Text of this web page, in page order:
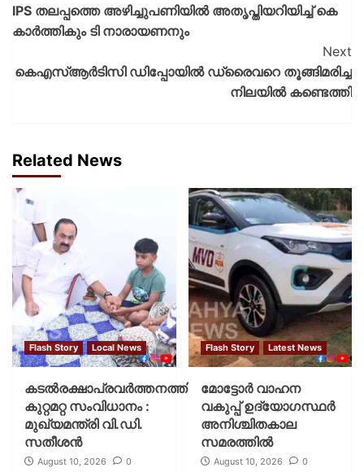
IPS തലപ്പത്തെ അഴിച്ചുപണിയിൽ അതൃപ്തിയറിയിച്ച് കെ
കാര്‍ത്തികും ടി നാരായണനും
Next
കെഎസ്ആര്‍ടിസി ഡിപ്പോയില്‍ ഡ്രൈവറെ തൂങ്ങിമരിച്ച
നിലയില്‍ കണ്ടെത്തി
Related News
Flash Story Local News
കടല്‍രക്ഷാപ്രവര്‍ത്തനത്തിന്
കുറ്റമറ്റ സംവിധാനം :
മുഖ്യമന്ത്രി വി.ഡി.
സതീശന്‍
August 10, 2026 0
Flash Story Latest News
മോട്ടോര്‍ വാഹന
വകുപ്പ് ഉദ്യോഗസ്ഥര്‍
അനിശ്ചിതകാല
സമരത്തില്‍
August 10, 2026 0